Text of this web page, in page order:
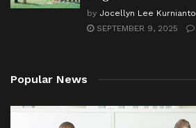
by Jocellyn Lee Kurnianto
SEPTEMBER 9, 2025
Popular News